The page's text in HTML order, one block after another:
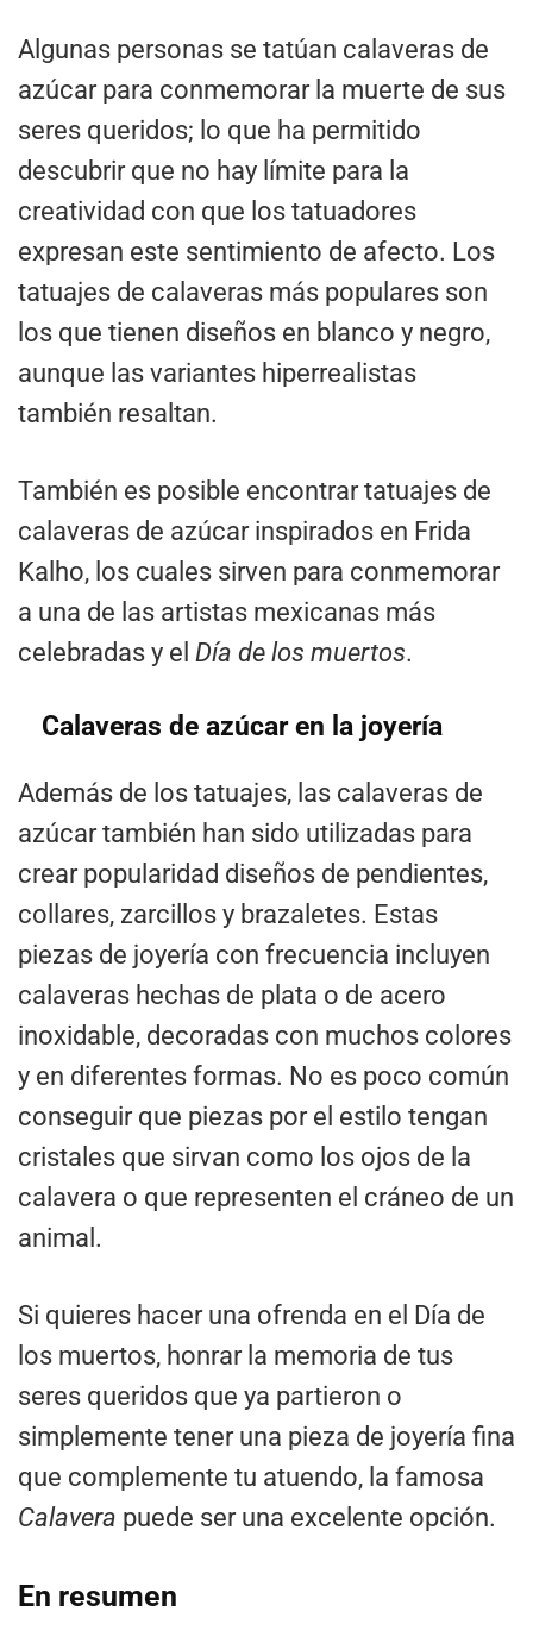
Algunas personas se tatúan calaveras de
azúcar para conmemorar la muerte de sus
seres queridos; lo que ha permitido
descubrir que no hay límite para la
creatividad con que los tatuadores
expresan este sentimiento de afecto. Los
tatuajes de calaveras más populares son
los que tienen diseños en blanco y negro,
aunque las variantes hiperrealistas
también resaltan.
También es posible encontrar tatuajes de
calaveras de azúcar inspirados en Frida
Kalho, los cuales sirven para conmemorar
a una de las artistas mexicanas más
celebradas y el Día de los muertos.
Calaveras de azúcar en la joyería
Además de los tatuajes, las calaveras de
azúcar también han sido utilizadas para
crear popularidad diseños de pendientes,
collares, zarcillos y brazaletes. Estas
piezas de joyería con frecuencia incluyen
calaveras hechas de plata o de acero
inoxidable, decoradas con muchos colores
y en diferentes formas. No es poco común
conseguir que piezas por el estilo tengan
cristales que sirvan como los ojos de la
calavera o que representen el cráneo de un
animal.
Si quieres hacer una ofrenda en el Día de
los muertos, honrar la memoria de tus
seres queridos que ya partieron o
simplemente tener una pieza de joyería fina
que complemente tu atuendo, la famosa
Calavera puede ser una excelente opción.
En resumen